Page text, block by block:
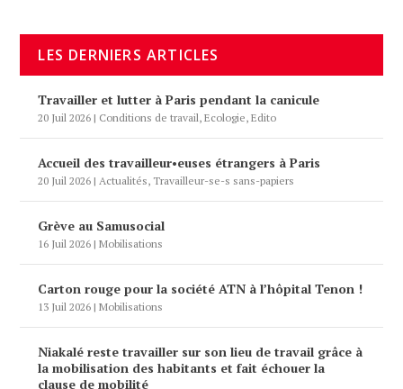
LES DERNIERS ARTICLES
Travailler et lutter à Paris pendant la canicule
20 Juil 2026 | Conditions de travail,Ecologie,Edito
Accueil des travailleur•euses étrangers à Paris
20 Juil 2026 |Actualités, Travailleur-se-s sans-papiers
Grève au Samusocial
16 Juil 2026 |Mobilisations
Carton rouge pour la société ATN à l’hôpital Tenon !
13 Juil 2026 |Mobilisations
Niakalé reste travailler sur son lieu de travail grâce à
la mobilisation des habitants et fait échouer la
clause de mobilité